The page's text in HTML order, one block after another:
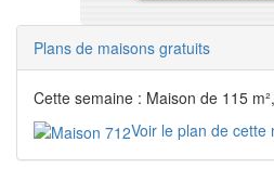
Plans de maisons gratuits
Cette semaine : Maison de 115
Voir le plan de cette